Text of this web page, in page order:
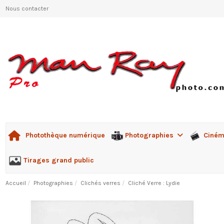
Nous contacter
Photothèque numérique Photographies
Tirages grand public
Accueil Photographies Clichés verres Cliché Verre : Lydie